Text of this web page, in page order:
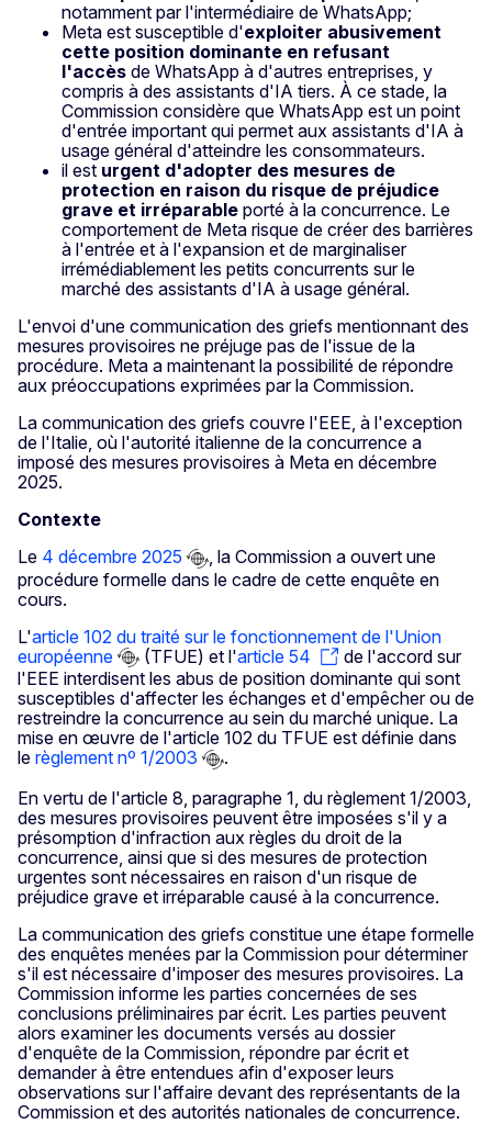
notamment par l'intermédiaire de WhatsApp;
Meta est susceptible d'exploiter abusivement
cette position dominante en refusant
l'accès de WhatsApp à d'autres entreprises, y
compris à des assistants d'IA tiers. À ce stade, la
Commission considère que WhatsApp est un point
d'entrée important qui permet aux assistants d'IA à
usage général d'atteindre les consommateurs.
il est urgent d'adopter des mesures de
protection en raison du risque de préjudice
grave et irréparable porté à la concurrence. Le
comportement de Meta risque de créer des barrières
à l'entrée et à l'expansion et de marginaliser
irrémédiablement les petits concurrents sur le
marché des assistants d'IA à usage général.
L'envoi d'une communication des griefs mentionnant des
mesures provisoires ne préjuge pas de l'issue de la
procédure. Meta a maintenant la possibilité de répondre
aux préoccupations exprimées par la Commission.
La communication des griefs couvre l'EEE, à l'exception
de l'Italie, où l'autorité italienne de la concurrence a
imposé des mesures provisoires à Meta en décembre
2025.
Contexte
Le 4 décembre 2025
, la Commission a ouvert une
procédure formelle dans le cadre de cette enquête en
cours.
L'article 102 du traité sur le fonctionnement de l'Union
européenne
(TFUE) et l'article 54
de l'accord sur
l'EEE interdisent les abus de position dominante qui sont
susceptibles d'affecter les échanges et d'empêcher ou de
restreindre la concurrence au sein du marché unique. La
mise en œuvre de l'article 102 du TFUE est définie dans
le règlement nº 1/2003
.
En vertu de l'article 8, paragraphe 1, du règlement 1/2003,
des mesures provisoires peuvent être imposées s'il y a
présomption d'infraction aux règles du droit de la
concurrence, ainsi que si des mesures de protection
urgentes sont nécessaires en raison d'un risque de
préjudice grave et irréparable causé à la concurrence.
La communication des griefs constitue une étape formelle
des enquêtes menées par la Commission pour déterminer
s'il est nécessaire d'imposer des mesures provisoires. La
Commission informe les parties concernées de ses
conclusions préliminaires par écrit. Les parties peuvent
alors examiner les documents versés au dossier
d'enquête de la Commission, répondre par écrit et
demander à être entendues afin d'exposer leurs
observations sur l'affaire devant des représentants de la
Commission et des autorités nationales de concurrence.